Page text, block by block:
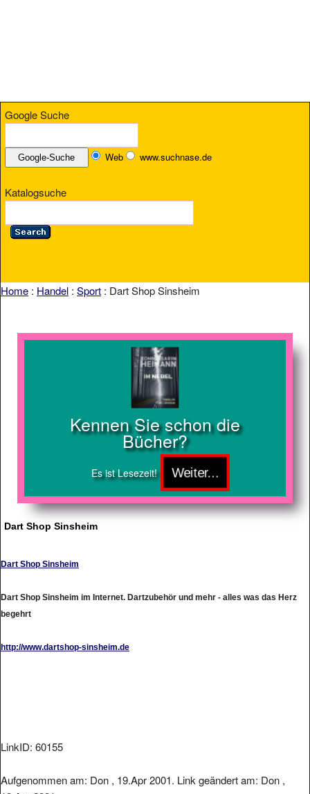
Google Suche
Web www.suchnase.de
Katalogsuche
Home : Handel : Sport : Dart Shop Sinsheim
Kennen Sie schon die
Bücher?
Es ist Lesezeit!
Dart Shop Sinsheim
Dart Shop Sinsheim
Dart Shop Sinsheim im Internet. Dartzubehör und mehr - alles was das Herz
begehrt
http://www.dartshop-sinsheim.de
LinkID: 60155
Aufgenommen am: Don , 19.Apr 2001. Link geändert am: Don ,